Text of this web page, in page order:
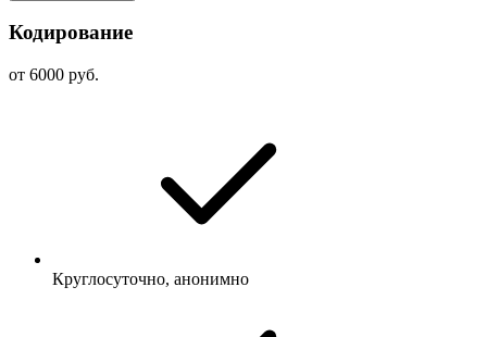
Кодирование
от 6000 руб.
Круглосуточно, анонимно